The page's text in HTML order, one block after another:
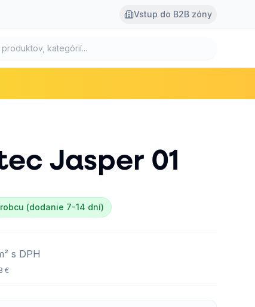
Vstup do B2B zóny
Jasper 01
(dodanie 7-14 dní)
s DPH
€